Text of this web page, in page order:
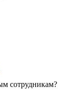
сотрудникам?